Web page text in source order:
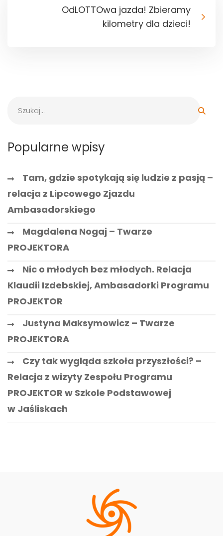
Popularne wpisy
Tam, gdzie spotykają się ludzie z pasją –
relacja z Lipcowego Zjazdu
Ambasadorskiego
Magdalena Nogaj – Twarze
PROJEKTORA
Nic o młodych bez młodych. Relacja
Klaudii Izdebskiej, Ambasadorki Programu
PROJEKTOR
Justyna Maksymowicz – Twarze
PROJEKTORA
Czy tak wygląda szkoła przyszłości? –
Relacja z wizyty Zespołu Programu
PROJEKTOR w Szkole Podstawowej
w Jaśliskach
OdLOTTOwa jazda! Zbieramy
kilometry dla dzieci!